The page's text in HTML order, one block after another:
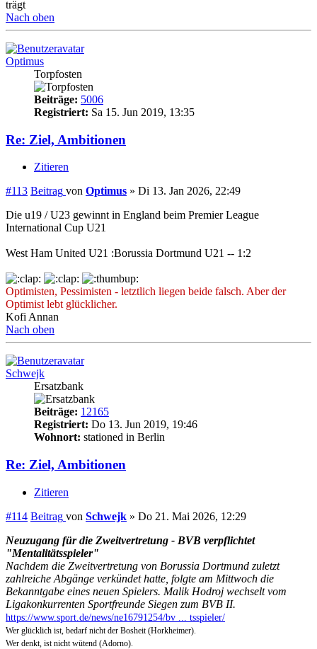
trägt
Nach oben
Optimus
Torpfosten
Beiträge: 5006
Registriert: Sa 15. Jun 2019, 13:35
Re: Ziel, Ambitionen
Zitieren
#113 Beitrag von Optimus » Di 13. Jan 2026, 22:49
Die u19 / U23 gewinnt in England beim Premier League
International Cup U21
West Ham United U21 :Borussia Dortmund U21 -- 1:2
Optimisten, Pessimisten - letztlich liegen beide falsch. Aber der
Optimist lebt glücklicher.
Kofi Annan
Nach oben
Schwejk
Ersatzbank
Beiträge: 12165
Registriert: Do 13. Jun 2019, 19:46
Wohnort: stationed in Berlin
Re: Ziel, Ambitionen
Zitieren
#114 Beitrag von Schwejk » Do 21. Mai 2026, 12:29
Neuzugang für die Zweitvertretung - BVB verpflichtet
"Mentalitätsspieler"
Nachdem die Zweitvertretung von Borussia Dortmund zuletzt
zahlreiche Abgänge verkündet hatte, folgte am Mittwoch die
Bekanntgabe eines neuen Spielers. Malik Hodroj wechselt vom
Ligakonkurrenten Sportfreunde Siegen zum BVB II.
https://www.sport.de/news/ne16791254/bv ... tsspieler/
Wer glücklich ist, bedarf nicht der Bosheit (Horkheimer).
Wer denkt, ist nicht wütend (Adorno).